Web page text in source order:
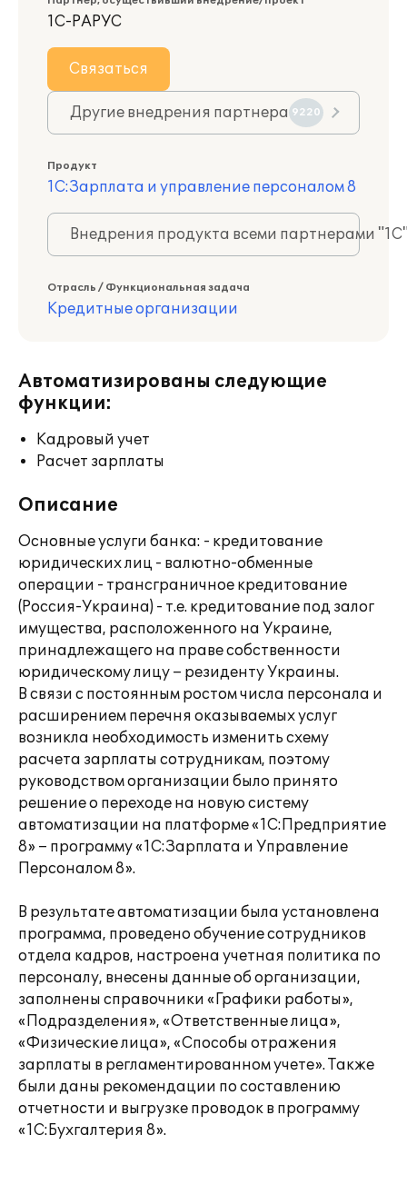
1С-РАРУС
Связаться
Другие внедрения партнера 9220
Продукт
1С:Зарплата и управление персоналом 8
Внедрения продукта всеми партнерами
Отрасль / Функциональная задача
Кредитные организации
Автоматизированы следующие
функции:
Кадровый учет
Расчет зарплаты
Описание
Основные услуги банка: - кредитование
юридических лиц - валютно-обменные
операции - трансграничное кредитование
(Россия-Украина) - т.е. кредитование под залог
имущества, расположенного на Украине,
принадлежащего на праве собственности
юридическому лицу – резиденту Украины.
В связи с постоянным ростом числа персонала и
расширением перечня оказываемых услуг
возникла необходимость изменить схему
расчета зарплаты сотрудникам, поэтому
руководством организации было принято
решение о переходе на новую систему
автоматизации на платформе «1С:Предприятие
8» – программу «1С:Зарплата и Управление
Персоналом 8».
В результате автоматизации была установлена
программа, проведено обучение сотрудников
отдела кадров, настроена учетная политика по
персоналу, внесены данные об организации,
заполнены справочники «Графики работы»,
«Подразделения», «Ответственные лица»,
«Физические лица», «Способы отражения
зарплаты в регламентированном учете». Также
были даны рекомендации по составлению
отчетности и выгрузке проводок в программу
«1С:Бухгалтерия 8».